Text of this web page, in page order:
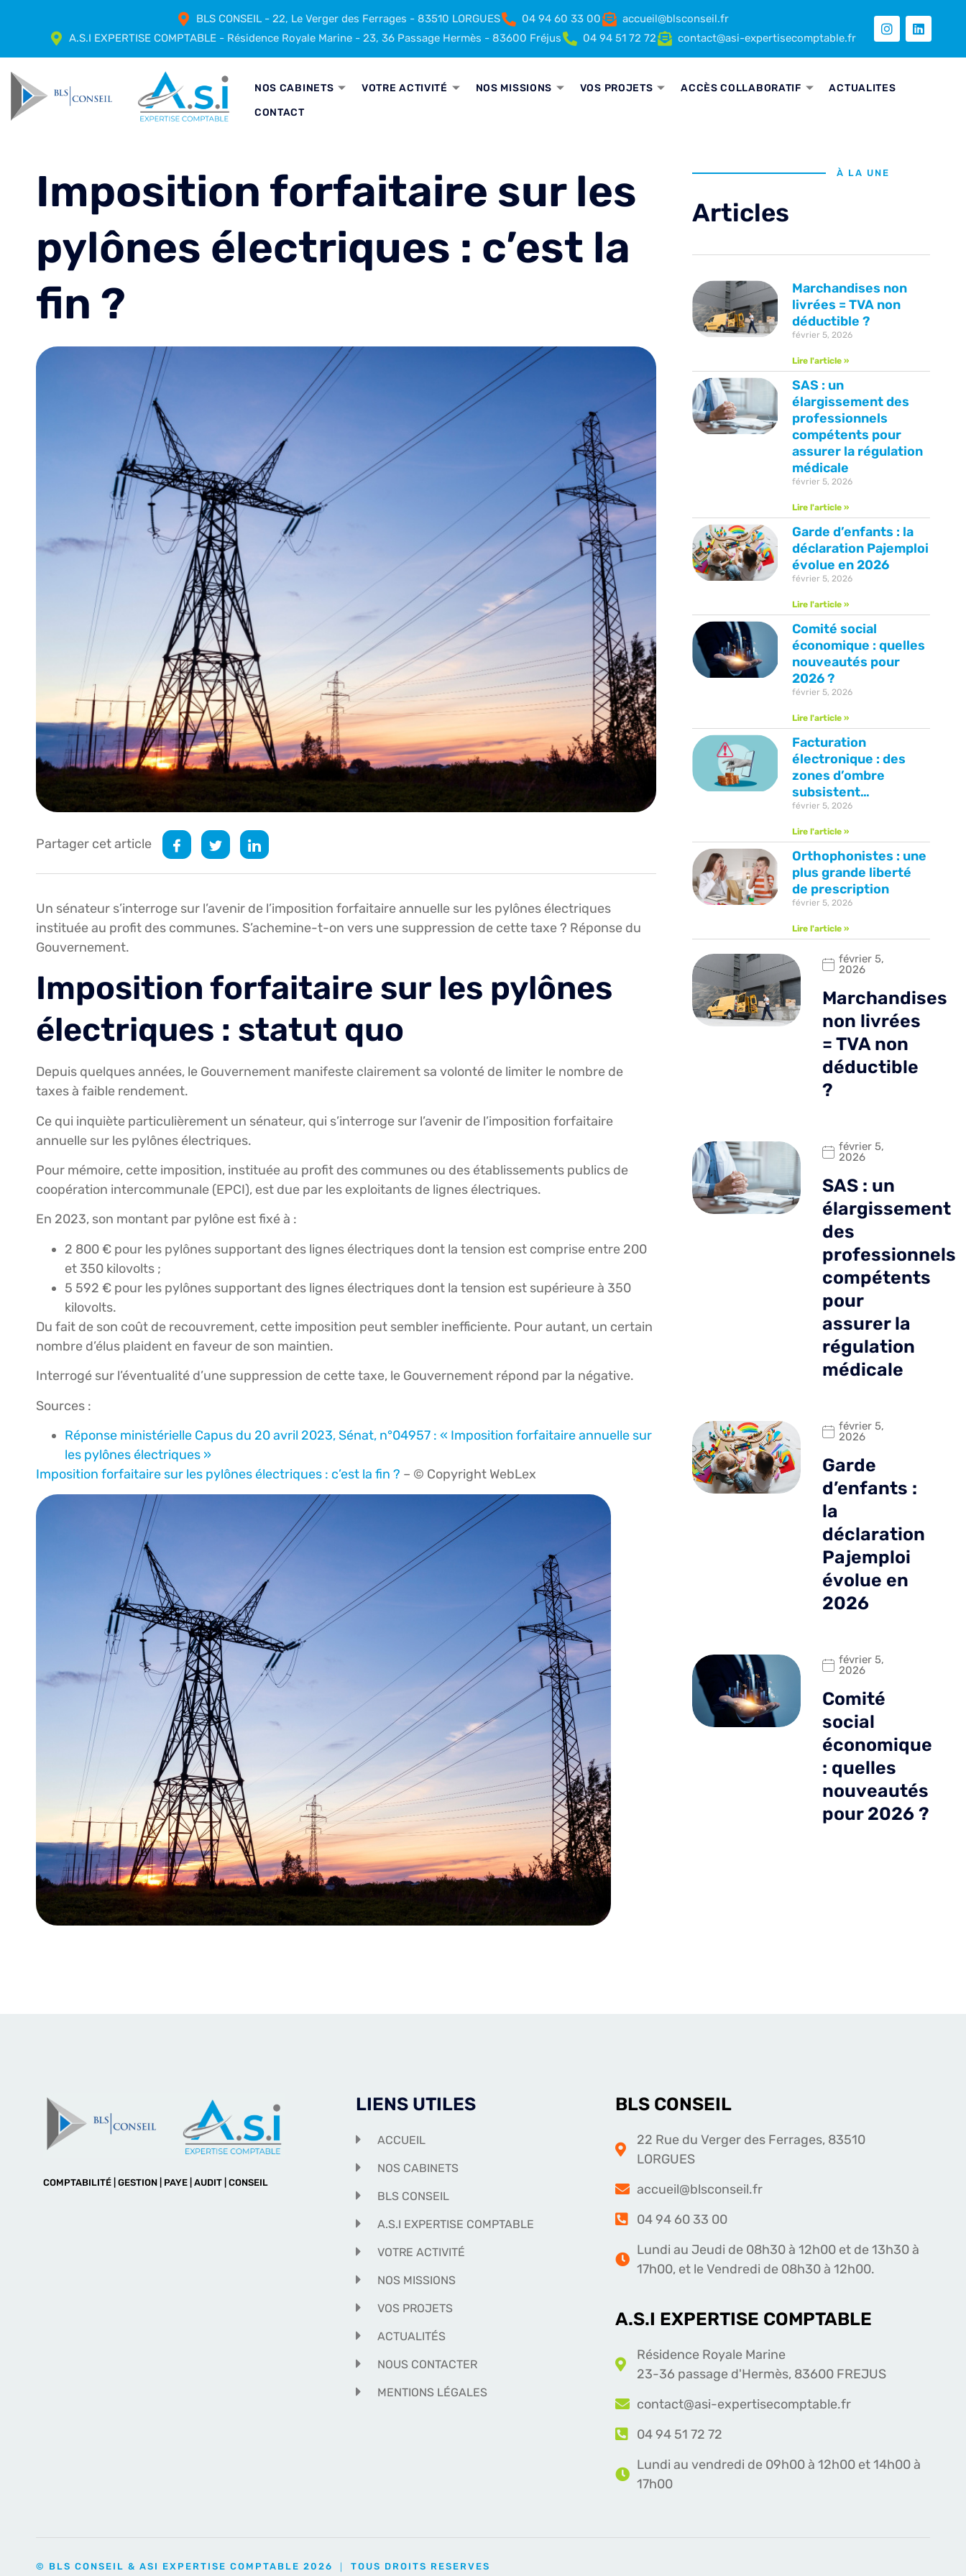
BLS CONSEIL - 22, Le Verger des Ferrages - 83510 LORGUES 04 94 60 33 00
accueil@blsconseil.fr
A.S.I EXPERTISE COMPTABLE - Résidence Royale Marine - 23, 36 Passage Hermès - 83600 Fréjus
04 94 51 72 72 contact@asi-expertisecomptable.fr
NOS CABINETS VOTRE ACTIVITÉ NOS MISSIONS VOS PROJETS ACCÈS COLLABORATIF
ACTUALITES
CONTACT
Imposition forfaitaire sur les
pylônes électriques : c’est la
fin ?
Partager cet article
Un sénateur s’interroge sur l’avenir de l’imposition forfaitaire annuelle sur les pylônes électriques
instituée au profit des communes. S’achemine-t-on vers une suppression de cette taxe ? Réponse du
Gouvernement.
Imposition forfaitaire sur les pylônes
électriques : statut quo
Depuis quelques années, le Gouvernement manifeste clairement sa volonté de limiter le nombre de
taxes à faible rendement.
Ce qui inquiète particulièrement un sénateur, qui s’interroge sur l’avenir de l’imposition forfaitaire
annuelle sur les pylônes électriques.
Pour mémoire, cette imposition, instituée au profit des communes ou des établissements publics de
coopération intercommunale (EPCI), est due par les exploitants de lignes électriques.
En 2023, son montant par pylône est fixé à :
2 800 € pour les pylônes supportant des lignes électriques dont la tension est comprise entre 200
et 350 kilovolts ;
5 592 € pour les pylônes supportant des lignes électriques dont la tension est supérieure à 350
kilovolts.
Du fait de son coût de recouvrement, cette imposition peut sembler inefficiente. Pour autant, un certain
nombre d’élus plaident en faveur de son maintien.
Interrogé sur l’éventualité d’une suppression de cette taxe, le Gouvernement répond par la négative.
Sources :
Réponse ministérielle Capus du 20 avril 2023, Sénat, n°04957 : « Imposition forfaitaire annuelle sur
les pylônes électriques »
Imposition forfaitaire sur les pylônes électriques : c’est la fin ? – © Copyright WebLex
À LA UNE
Articles
Marchandises non
livrées = TVA non
déductible ?
février 5, 2026
Lire l'article »
SAS : un
élargissement des
professionnels
compétents pour
assurer la régulation
médicale
février 5, 2026
Lire l'article »
Garde d’enfants : la
déclaration Pajemploi
évolue en 2026
février 5, 2026
Lire l'article »
Comité social
économique : quelles
nouveautés pour
2026 ?
février 5, 2026
Lire l'article »
Facturation
électronique : des
zones d’ombre
subsistent…
février 5, 2026
Lire l'article »
Orthophonistes : une
plus grande liberté
de prescription
février 5, 2026
Lire l'article »
février 5,
2026
Marchandises
non livrées
= TVA non
déductible
?
février 5,
2026
SAS : un
élargissement
des
professionnels
compétents
pour
assurer la
régulation
médicale
février 5,
2026
Garde
d’enfants :
la
déclaration
Pajemploi
évolue en
2026
février 5,
2026
Comité
social
économique
: quelles
nouveautés
pour 2026 ?
COMPTABILITÉ | GESTION | PAYE | AUDIT | CONSEIL
LIENS UTILES
ACCUEIL
NOS CABINETS
BLS CONSEIL
A.S.I EXPERTISE COMPTABLE
VOTRE ACTIVITÉ
NOS MISSIONS
VOS PROJETS
ACTUALITÉS
NOUS CONTACTER
MENTIONS LÉGALES
BLS CONSEIL
22 Rue du Verger des Ferrages, 83510
LORGUES
accueil@blsconseil.fr
04 94 60 33 00
Lundi au Jeudi de 08h30 à 12h00 et de 13h30 à
17h00, et le Vendredi de 08h30 à 12h00.
A.S.I EXPERTISE COMPTABLE
Résidence Royale Marine
23-36 passage d'Hermès, 83600 FREJUS
contact@asi-expertisecomptable.fr
04 94 51 72 72
Lundi au vendredi de 09h00 à 12h00 et 14h00 à
17h00
© BLS CONSEIL & ASI EXPERTISE COMPTABLE 2026 ｜ TOUS DROITS RESERVES